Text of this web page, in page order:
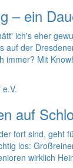
– ein
ich's eher
auf der
immer? Mit
auf
fort sind, geht
los:
wirklich